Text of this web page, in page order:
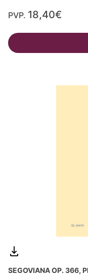
PVP. 18,40€
SEGOVIANA OP. 366,